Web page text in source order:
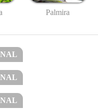
Palmira